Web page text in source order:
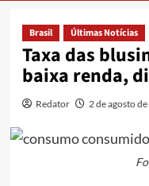
Brasil Últimas Notícias
Taxa das
baixa renda,
Redator 2 de agosto